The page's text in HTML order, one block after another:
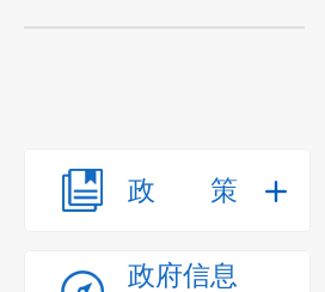
政策
政府信息